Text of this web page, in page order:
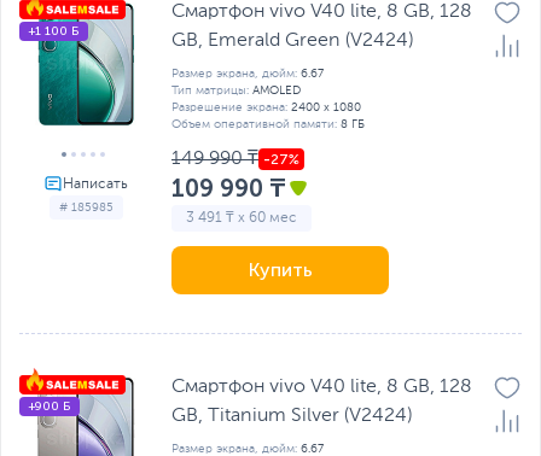
# 185985
+1 100 Б
Смартфон vivo V40 lite, 8 GB, 128
GB, Emerald Green (V2424)
Размер экрана, дюйм: 6.67
Тип матрицы: AMOLED
Разрешение экрана: 2400 x 1080
Объем оперативной памяти: 8 ГБ
149 990 ₸
109 990 ₸
3 491 ₸ x 60 мес
Купить
+900 Б
Смартфон vivo V40 lite, 8 GB, 128
GB, Titanium Silver (V2424)
Размер экрана, дюйм: 6.67